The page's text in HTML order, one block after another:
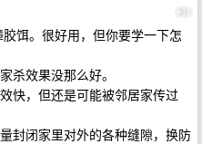
31
饵。很好用，但你要学一下怎
杀效果没那么好。
快，但还是可能被邻居家传过
封闭家里对外的各种缝隙，换防